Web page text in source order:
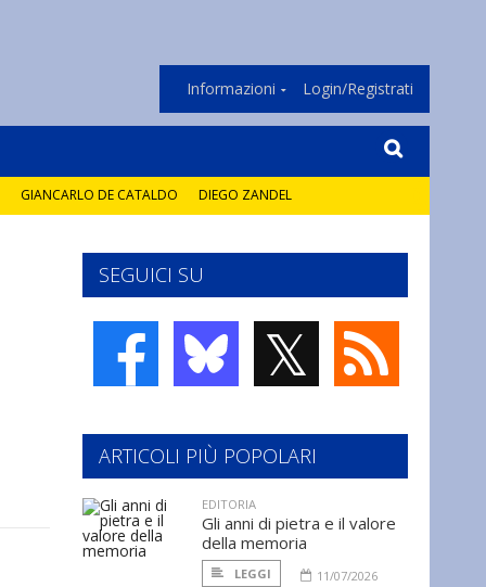
Informazioni Login/Registrati
GIANCARLO DE CATALDO DIEGO ZANDEL
SEGUICI SU
𝕏
ARTICOLI PIÙ POPOLARI
EDITORIA
Gli anni di pietra e il valore
della memoria
LEGGI 11/07/2026